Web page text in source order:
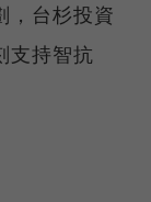
，台杉投資
支持智抗